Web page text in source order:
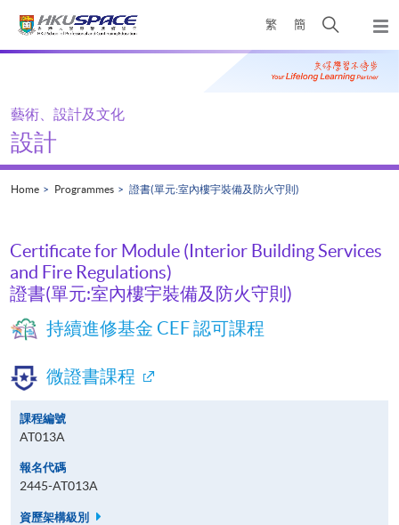
繁 簡
Open
search
panel
Main
藝術、設計及文化
設計
Home Programmes 證書(單元:室內樓宇裝備及防火守則)
Certificate for Module (Interior Building Services
and Fire Regulations)
證書(單元:室內樓宇裝備及防火守則)
持續進修基金 CEF 認可課程
微證書課程
課程編號
AT013A
報名代碼
2445-AT013A
資歷架構級別